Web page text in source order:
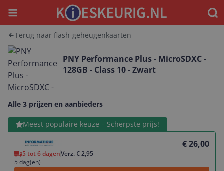
Menu
Terug naar flash-geheugenkaarten
PNY Performance Plus - MicroSDXC -
128GB - Class 10 - Zwart
Alle 3 prijzen en aanbieders
Meest populaire keuze – Scherpste prijs!
€ 26,00
5 tot 6 dagenVerz. € 2,95
5 dag(en)
Bekijk product